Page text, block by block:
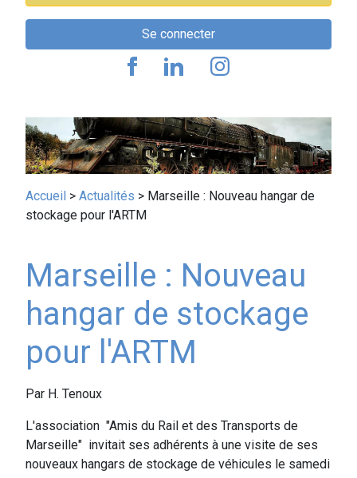
Se connecter
Fil
d'Ariane
Accueil Actualités
Marseille : Nouveau hangar de
stockage pour l'ARTM
Marseille : Nouveau
hangar de stockage
pour l'ARTM
Par H. Tenoux
L'association "Amis du Rail et des Transports de
Marseille" invitait ses adhérents à une visite de ses
nouveaux hangars de stockage de véhicules le samedi